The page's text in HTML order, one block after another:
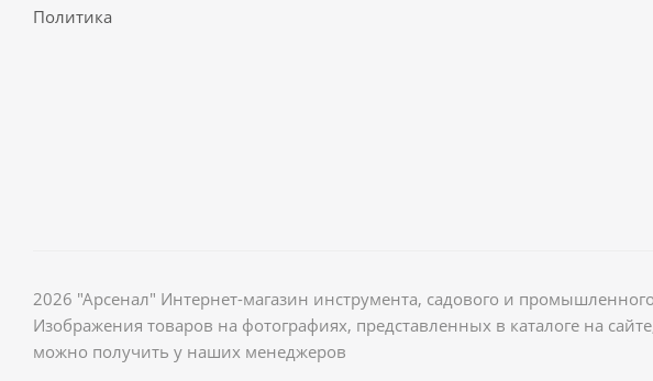
Политика
2026 "Арсенал" Интернет-магазин инструмента, садового и
Изображения товаров на фотографиях, представленных в каталоге на
можно получить у наших менеджеров